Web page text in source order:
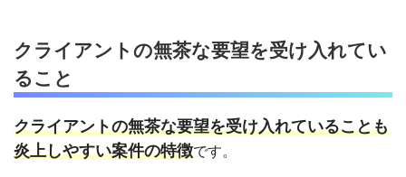
クライアントの無茶な要望を受け入れてい
ること
クライアントの無茶な要望を受け入れていることも
炎上しやすい案件の特徴です。